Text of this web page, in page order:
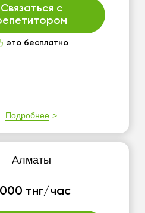
Связаться с
это бесплатно
Подробнее
Алматы
тнг/час